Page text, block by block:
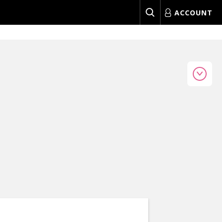
ACCOUNT